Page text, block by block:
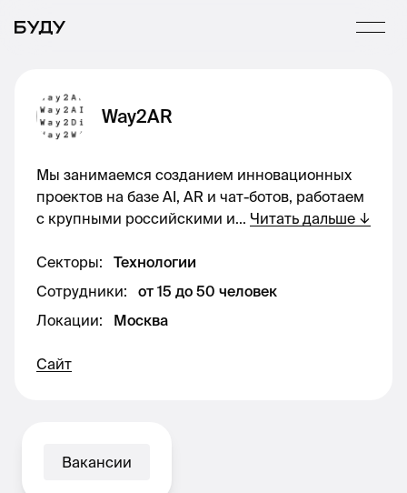
Way2AR
Мы занимаемся созданием инновационных
проектов на базе AI, AR и чат-ботов, работаем
с крупными российскими и... Читать дальше ↓
Секторы:
Технологии
Сотрудники:
от 15 до 50 человек
Локации: Москва
Сайт
Вакансии